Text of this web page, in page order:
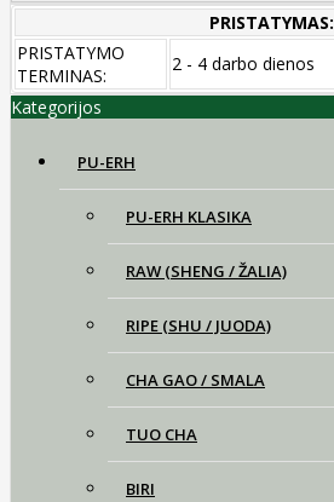
PRISTATYMAS:
PRISTATYMO
TERMINAS:
2 - 4 darbo dienos
Kategorijos
PU-ERH
PU-ERH KLASIKA
RAW (SHENG / ŽALIA)
RIPE (SHU / JUODA)
CHA GAO / SMALA
TUO CHA
BIRI